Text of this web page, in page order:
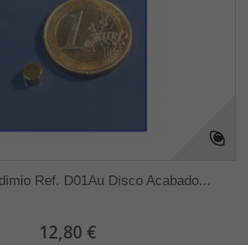
Ref. D01Au Disco Acabado...
12,80 €